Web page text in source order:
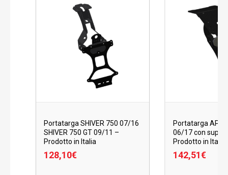
Portatarga SHIVER 750 07/16
SHIVER 750 GT 09/11 –
Prodotto in Italia
128,10€
Portatarga
06/17 con
Prodotto in Italia
142,51€